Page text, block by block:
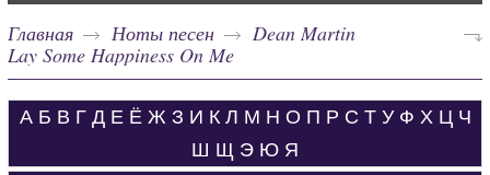
Главная Ноты песен
Dean Martin
Lay Some Happiness On Me
А Б В Г Д Е Ё Ж З И К Л М Н О П Р С Т У Ф Х Ц Ч
Ш Щ Э Ю Я